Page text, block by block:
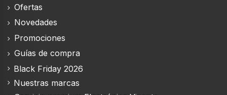
Ofertas
Novedades
Promociones
Guías de compra
Black Friday 2026
Nuestras marcas